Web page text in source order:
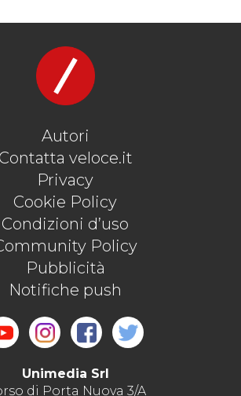
Autori
Contatta veloce.it
Privacy
Cookie Policy
Condizioni d’uso
Policy
Pubblicità
Notifiche push
Unimedia Srl
di Porta Nuova 3/A